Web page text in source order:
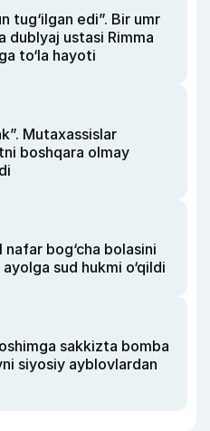
tug‘ilgan edi”. Bir umr
dublyaj ustasi Rimma
to‘la hayoti
Mutaxassislar
boshqara olmay
nafar bog‘cha bolasini
sud hukmi o‘qildi
sakkizta bomba
siyosiy ayblovlardan